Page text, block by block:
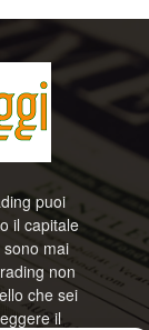
puoi
il capitale
mai
non
che sei
il